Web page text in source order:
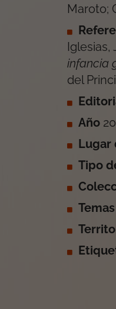
Maroto;
Iglesias,
infancia
del
Año
Lugar
Tipo
Temas